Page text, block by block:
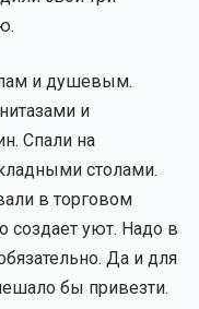
и душевым.
и
Спали на
столами.
в торговом
создает уют. Надо в
Да и для
бы привезти.